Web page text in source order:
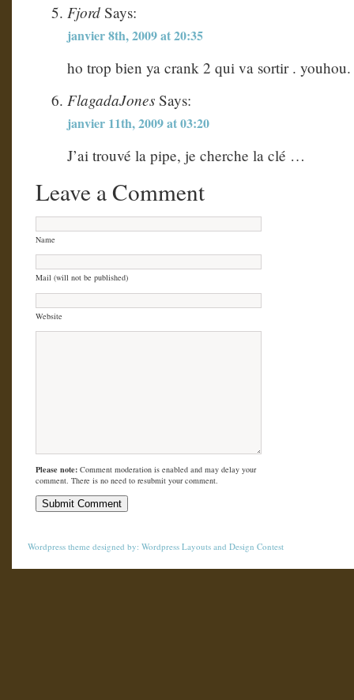
Fjord Says:
janvier 8th, 2009 at 20:35
ho trop bien ya crank 2 qui va sortir . youhou.
FlagadaJones Says:
janvier 11th, 2009 at 03:20
J’ai trouvé la pipe, je cherche la clé …
Leave a Comment
Name
Mail (will not be published)
Website
Please note: Comment moderation is enabled and may delay your
comment. There is no need to resubmit your comment.
Wordpress theme designed by: Wordpress Layouts and Design Contest